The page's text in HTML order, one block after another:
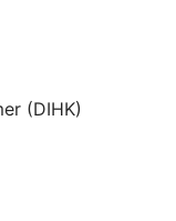
(DIHK)